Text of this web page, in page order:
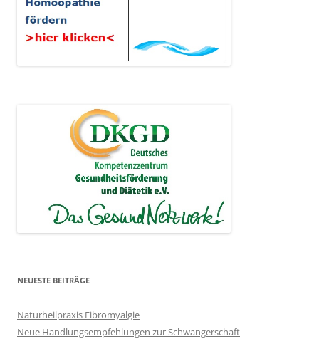
NEUESTE BEITRÄGE
Naturheilpraxis Fibromyalgie
Neue Handlungsempfehlungen zur Schwangerschaft